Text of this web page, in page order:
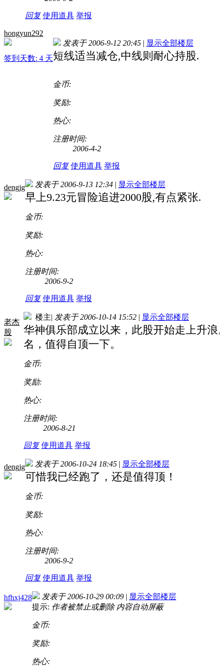
回复 使用道具 举报
hongyun292
签到天数: 4 天
发表于 2006-9-12 20:45 | 显示全部楼层
短线适当减仓,中线则耐心持股.
金币:
奖励:
热心:
注册时间:
2006-4-2
回复 使用道具 举报
dengjg 发表于 2006-9-13 12:34 | 显示全部楼层
早上9.23元冒险追进2000股,有点紧张.
金币:
奖励:
热心:
注册时间:
2006-9-2
回复 使用道具 举报
老杰
股
楼主| 发表于 2006-10-14 15:52 | 显示全部楼层
华神俱乐部成立以来，此股开始走上升
名，值得自顶一下。
金币:
奖励:
热心:
注册时间:
2006-8-21
回复 使用道具 举报
dengjg 发表于 2006-10-24 18:45 | 显示全部楼层
可惜我已经跑了，还是值得顶！
金币:
奖励:
热心:
注册时间:
2006-9-2
回复 使用道具 举报
hfhxj428 发表于 2006-10-29 00:09 | 显示全部楼层
提示: 作者被禁止或删除 内容自动屏蔽
金币:
奖励:
热心: